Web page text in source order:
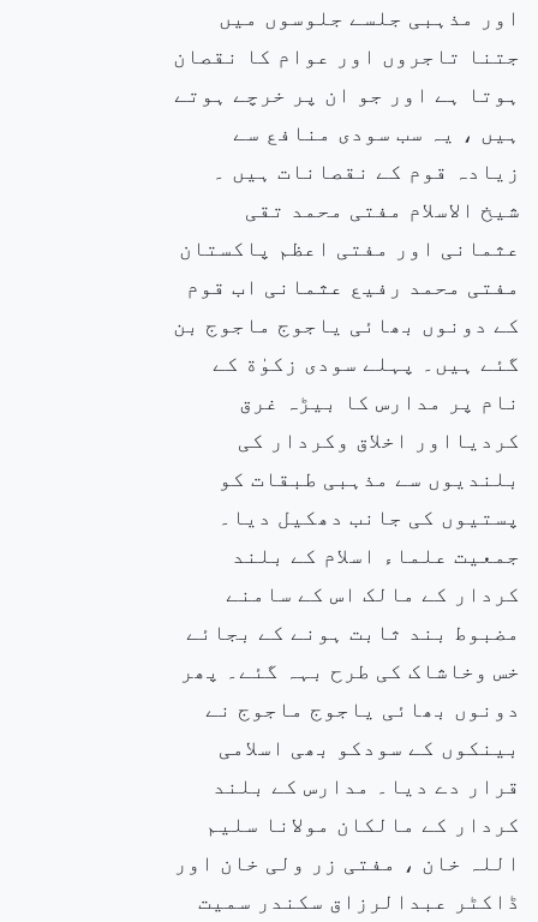
اور مذہبی جلسے جلوسوں میں
جتنا تاجروں اور عوام کا نقصان
ہوتا ہے اور جو ان پر خرچے ہوتے
ہیں ، یہ سب سودی منافع سے
زیادہ قوم کے نقصانات ہیں ۔
شیخ الاسلام مفتی محمد تقی
عثمانی اور مفتی اعظم پاکستان
مفتی محمد رفیع عثمانی اب قوم
کے دونوں بھائی یاجوج ماجوج بن
گئے ہیں۔ پہلے سودی زکوٰة کے
نام پر مدارس کا بیڑہ غرق
کردیااور اخلاق وکردار کی
بلندیوں سے مذہبی طبقات کو
پستیوں کی جانب دھکیل دیا۔
جمعیت علماء اسلام کے بلند
کردار کے مالک اس کے سامنے
مضبوط بند ثابت ہونے کے بجائے
خس وخاشاک کی طرح بہہ گئے۔ پھر
دونوں بھائی یاجوج ماجوج نے
بینکوں کے سودکو بھی اسلامی
قرار دے دیا۔ مدارس کے بلند
کردار کے مالکان مولانا سلیم
اللہ خان ، مفتی زر ولی خان اور
ڈاکٹر عبدالرزاق سکندر سمیت